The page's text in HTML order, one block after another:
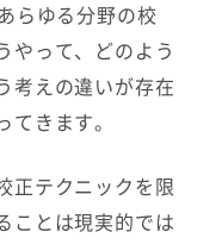
らゆる分野の校
やって、どのよう
考えの違いが存在
きます。
正テクニックを限
ことは現実的では